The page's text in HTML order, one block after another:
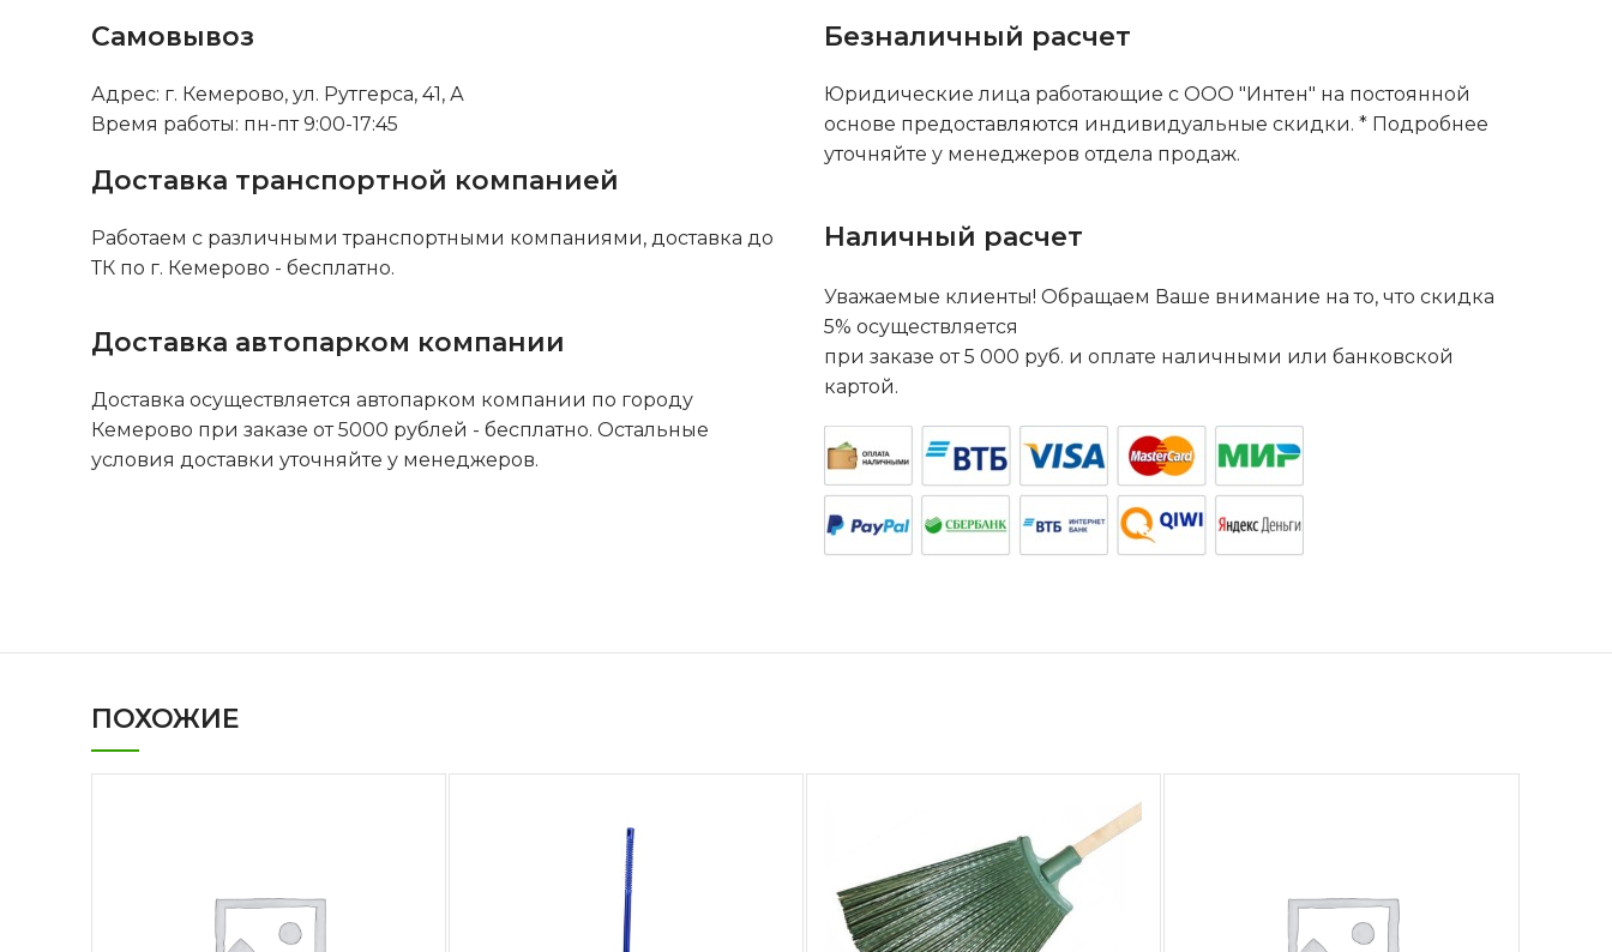
Самовывоз
Адрес: г. Кемерово, ул. Рутгерса, 41, А
Время работы: пн-пт 9:00-17:45
Доставка транспортной компанией
Работаем с различными транспортными компаниями, доставка до
ТК по г. Кемерово - бесплатно.
Доставка автопарком компании
Доставка осуществляется автопарком компании по городу
Кемерово при заказе от 5000 рублей - бесплатно. Остальные
условия доставки уточняйте у менеджеров.
Безналичный расчет
Юридические лица работающие с ООО "Интен" на постоянной
основе предоставляются индивидуальные скидки. * Подробнее
уточняйте у менеджеров отдела продаж.
Наличный расчет
Уважаемые клиенты! Обращаем Ваше внимание на то, что скидка
5% осуществляется
при заказе от 5 000 руб. и оплате наличными или банковской
картой.
ПОХОЖИЕ